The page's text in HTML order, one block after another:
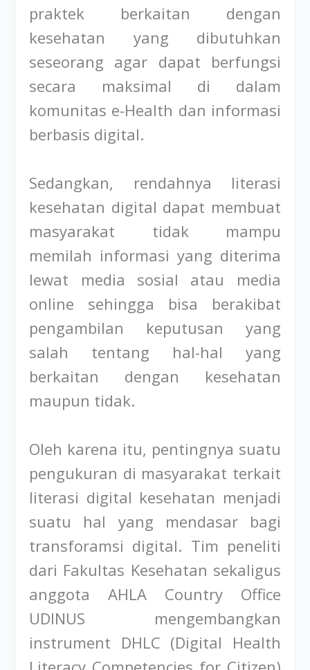
praktek berkaitan dengan
kesehatan yang dibutuhkan
seseorang agar dapat berfungsi
secara maksimal di dalam
komunitas e-Health dan informasi
berbasis digital.
Sedangkan, rendahnya literasi
kesehatan digital dapat membuat
masyarakat tidak mampu
memilah informasi yang diterima
lewat media sosial atau media
online sehingga bisa berakibat
pengambilan keputusan yang
salah tentang hal-hal yang
berkaitan dengan kesehatan
maupun tidak.
Oleh karena itu, pentingnya suatu
pengukuran di masyarakat terkait
literasi digital kesehatan menjadi
suatu hal yang mendasar bagi
transforamsi digital. Tim peneliti
dari Fakultas Kesehatan sekaligus
anggota AHLA Country Office
UDINUS mengembangkan
instrument DHLC (Digital Health